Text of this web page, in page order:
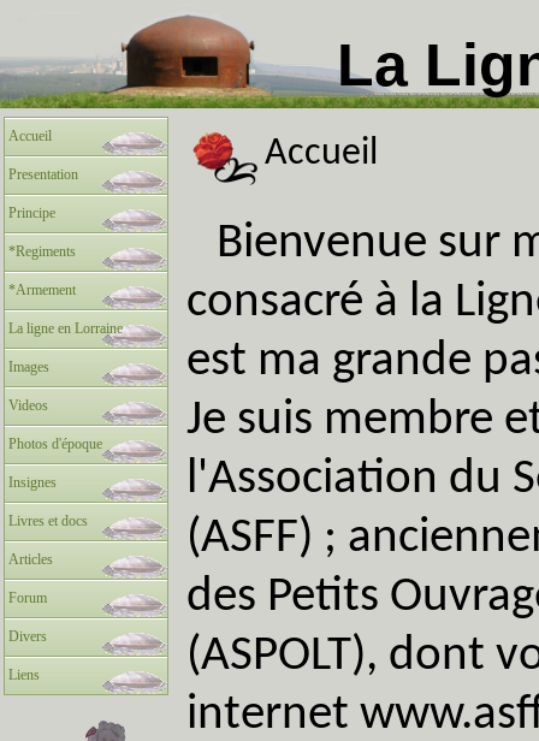
La
Accueil
Presentation
Principe
*Regiments
*Armement
La ligne en Lorraine
Images
Videos
Photos d'époque
Insignes
Livres et docs
Articles
Forum
Divers
Liens
Accueil
Bienvenue sur
consacré à la
est ma grande
Je suis membre
l'Association du
(ASFF) ;
des Petits
(ASPOLT), dont
internet